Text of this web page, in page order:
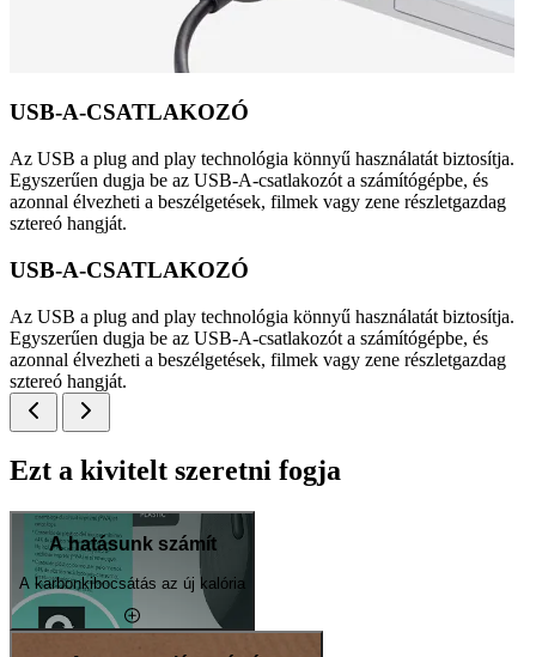
USB-A-CSATLAKOZÓ
Az USB a plug and play technológia könnyű használatát biztosítja.
Egyszerűen dugja be az USB-A-csatlakozót a számítógépbe, és
azonnal élvezheti a beszélgetések, filmek vagy zene részletgazdag
sztereó hangját.
USB-A-CSATLAKOZÓ
Az USB a plug and play technológia könnyű használatát biztosítja.
Egyszerűen dugja be az USB-A-csatlakozót a számítógépbe, és
azonnal élvezheti a beszélgetések, filmek vagy zene részletgazdag
sztereó hangját.
Ezt a kivitelt szeretni fogja
A hatásunk számít
A karbonkibocsátás az új kalória